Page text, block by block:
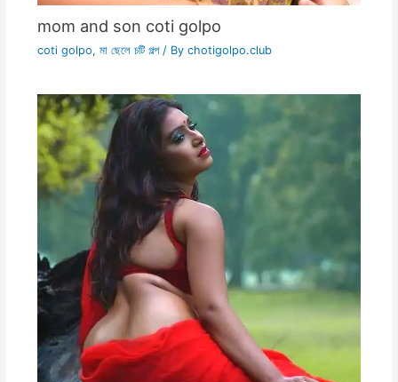
mom and son coti golpo
coti golpo, মা ছেলে চটি গল্প/ By chotigolpo.club